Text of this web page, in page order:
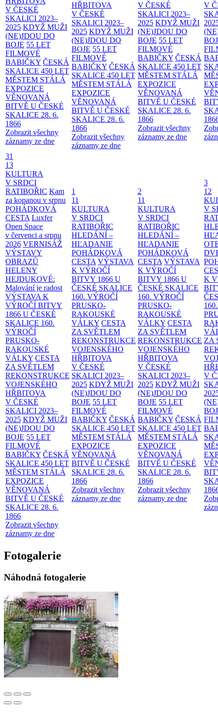
V ČESKÉ
SKALICI 2023–
2025 KDYŽ MUŽI
(NE)JDOU DO
BOJE 55 LET
FILMOVÉ
BABIČKY ČESKÁ
SKALICE 450 LET
MĚSTEM STÁLÁ
EXPOZICE
VĚNOVANÁ
BITVĚ U ČESKÉ
SKALICE 28. 6.
1866
Zobrazit všechny
záznamy ze dne
HŘBITOVA
V ČESKÉ
SKALICI 2023–
2025 KDYŽ MUŽI
(NE)JDOU DO
BOJE 55 LET
FILMOVÉ
BABIČKY ČESKÁ
SKALICE 450 LET
MĚSTEM STÁLÁ
EXPOZICE
VĚNOVANÁ
BITVĚ U ČESKÉ
SKALICE 28. 6.
1866
Zobrazit všechny
záznamy ze dne
V ČESKÉ
SKALICI 2023–
2025 KDYŽ MUŽI
(NE)JDOU DO
BOJE 55 LET
FILMOVÉ
BABIČKY ČESKÁ
SKALICE 450 LET
MĚSTEM STÁLÁ
EXPOZICE
VĚNOVANÁ
BITVĚ U ČESKÉ
SKALICE 28. 6.
1866
Zobrazit všechny
záznamy ze dne
V
31
13
KULTURA
V SRDCI
RATIBOŘIC Kam
za kopanou v srpnu
POHÁDKOVÁ
CESTA Luxfer
Open Space
v červenci a srpnu
2026 VERNISÁŽ
VÝSTAVY
OBRAZŮ
HELENY
HEJDUKOVÉ:
Malování je radost
VÝSTAVA K
VÝROČÍ BITVY
1866 U ČESKÉ
SKALICE 160.
VÝROČÍ
PRUSKO-
RAKOUSKÉ
VÁLKY CESTA
ZA SVĚTLEM
REKONSTRUKCE
VOJENSKÉHO
HŘBITOVA
V ČESKÉ
SKALICI 2023–
2025 KDYŽ MUŽI
(NE)JDOU DO
BOJE 55 LET
FILMOVÉ
BABIČKY ČESKÁ
SKALICE 450 LET
MĚSTEM STÁLÁ
EXPOZICE
VĚNOVANÁ
BITVĚ U ČESKÉ
SKALICE 28. 6.
1866
Zobrazit všechny
záznamy ze dne
1
11
KULTURA
V SRDCI
RATIBOŘIC
HLEDÁNÍ –
HĽADANIE
POHÁDKOVÁ
CESTA VÝSTAVA
K VÝROČÍ
BITVY 1866 U
ČESKÉ SKALICE
160. VÝROČÍ
PRUSKO-
RAKOUSKÉ
VÁLKY CESTA
ZA SVĚTLEM
REKONSTRUKCE
VOJENSKÉHO
HŘBITOVA
V ČESKÉ
SKALICI 2023–
2025 KDYŽ MUŽI
(NE)JDOU DO
BOJE 55 LET
FILMOVÉ
BABIČKY ČESKÁ
SKALICE 450 LET
MĚSTEM STÁLÁ
EXPOZICE
VĚNOVANÁ
BITVĚ U ČESKÉ
SKALICE 28. 6.
1866
Zobrazit všechny
záznamy ze dne
2
11
KULTURA
V SRDCI
RATIBOŘIC
HLEDÁNÍ –
HĽADANIE
POHÁDKOVÁ
CESTA VÝSTAVA
K VÝROČÍ
BITVY 1866 U
ČESKÉ SKALICE
160. VÝROČÍ
PRUSKO-
RAKOUSKÉ
VÁLKY CESTA
ZA SVĚTLEM
REKONSTRUKCE
VOJENSKÉHO
HŘBITOVA
V ČESKÉ
SKALICI 2023–
2025 KDYŽ MUŽI
(NE)JDOU DO
BOJE 55 LET
FILMOVÉ
BABIČKY ČESKÁ
SKALICE 450 LET
MĚSTEM STÁLÁ
EXPOZICE
VĚNOVANÁ
BITVĚ U ČESKÉ
SKALICE 28. 6.
1866
Zobrazit všechny
záznamy ze dne
3
12
V
K
ZA
V
Fotogalerie
Náhodná fotogalerie